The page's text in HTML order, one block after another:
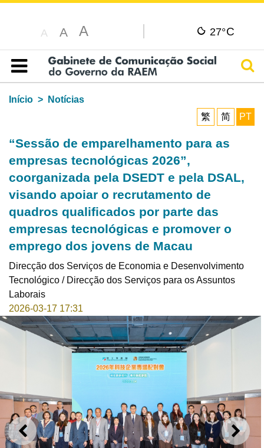
A A A 27°C
Índice
Início
Notícias
繁
简 PT
“Sessão de emparelhamento para as
empresas tecnológicas 2026”,
coorganizada pela DSEDT e pela DSAL,
visando apoiar o recrutamento de
quadros qualificados por parte das
empresas tecnológicas e promover o
emprego dos jovens de Macau
Direcção dos Serviços de Economia e Desenvolvimento
Tecnológico / Direcção dos Serviços para os Assuntos
Laborais
2026-03-17 17:31
ANTERIOR